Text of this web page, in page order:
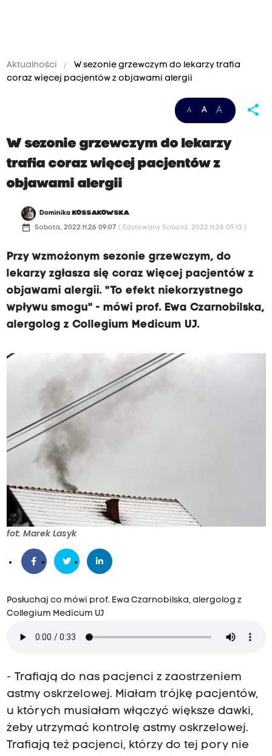
Aktualności
W sezonie grzewczym do lekarzy trafia
coraz więcej pacjentów z objawami alergii
A A A share
W sezonie grzewczym do lekarzy
trafia coraz więcej pacjentów z
objawami alergii
Dominika KOSSAKOWSKA
date_range Sobota, 2022.11.26 09:07 ( Edytowany Sobota, 2022.11.26 09:13 )
Przy wzmożonym sezonie grzewczym, do
lekarzy zgłasza się coraz więcej pacjentów z
objawami alergii. "To efekt niekorzystnego
wpływu smogu" - mówi prof. Ewa Czarnobilska,
alergolog z Collegium Medicum UJ.
fot: Marek Lasyk
Posłuchaj co mówi prof. Ewa Czarnobilska, alergolog z
Collegium Medicum UJ
- Trafiają do nas pacjenci z zaostrzeniem
astmy oskrzelowej. Miałam trójkę pacjentów,
u których musiałam włączyć większe dawki,
żeby utrzymać kontrolę astmy oskrzelowej.
Trafiają też pacjenci, którzy do tej pory nie